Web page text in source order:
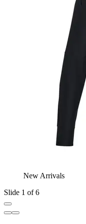
New Arrivals
Slide 1 of 6